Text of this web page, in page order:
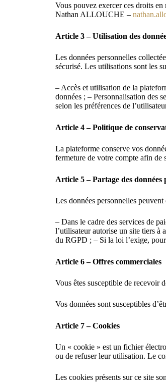
Vous pouvez exercer ces droits
Nathan ALLOUCHE –
Article 3 – Utilisation des
Les données personnelles
sécurisé. Les utilisations sont les
– Accès et utilisation de la
données ; – Personnalisation des
selon les préférences de
Article 4 – Politique de
La plateforme conserve vos
fermeture de votre compte afin de
Article 5 – Partage des données
Les données personnelles
– Dans le cadre des services de
l’utilisateur autorise un site tiers à
du RGPD ; – Si la loi l’exige,
Article 6 – Offres commerciales
Vous êtes susceptible de recevoir
Vos données sont susceptibles
Article 7 – Cookies
Un « cookie » est un fichier
ou de refuser leur utilisation. Le
Les cookies présents sur ce site